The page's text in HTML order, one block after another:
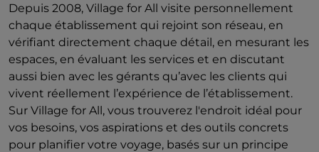
Depuis 2008, Village for All visite personnellement
chaque établissement qui rejoint son réseau, en
vérifiant directement chaque détail, en mesurant les
espaces, en évaluant les services et en discutant
aussi bien avec les gérants qu’avec les clients qui
vivent réellement l’expérience de l’établissement.
Sur Village for All, vous trouverez l'endroit idéal pour
vos besoins, vos aspirations et des outils concrets
pour planifier votre voyage, basés sur un principe